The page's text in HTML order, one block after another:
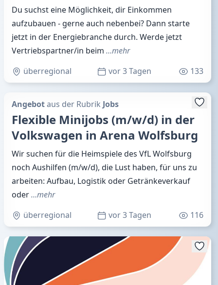
Du suchst eine Möglichkeit, dir Einkommen
aufzubauen - gerne auch nebenbei? Dann starte
jetzt in der Energiebranche durch. Werde jetzt
Vertriebspartner/in beim …mehr
überregional
vor 3 Tagen 133
Angebotaus der Rubrik Jobs
Flexible Minijobs (m/w/d) in der
Volkswagen in Arena Wolfsburg
Wir suchen für die Heimspiele des VfL Wolfsburg
noch Aushilfen (m/w/d), die Lust haben, für uns zu
arbeiten: Aufbau, Logistik oder Getränkeverkauf
oder…mehr
überregional
vor 3 Tagen 116